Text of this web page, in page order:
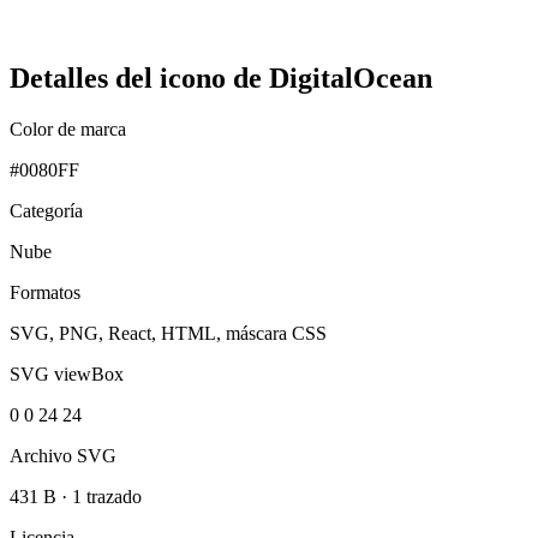
Detalles del icono de DigitalOcean
Color de marca
#0080FF
Categoría
Nube
Formatos
SVG, PNG, React, HTML, máscara CSS
SVG viewBox
0 0 24 24
Archivo SVG
431 B · 1 trazado